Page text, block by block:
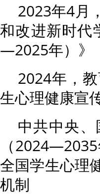
2023年4月
和改进新时代
—2025年）》
2024年，
生心理健康宣
中共中央
（
全国学生心理
机制